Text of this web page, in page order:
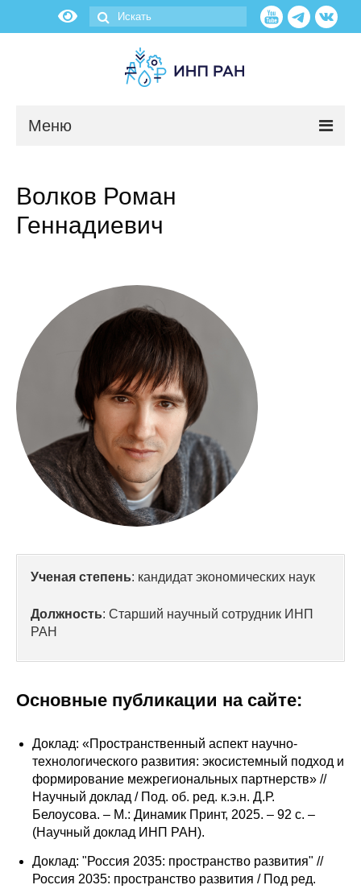
Меню
Об институте
Научные подразделения
Администрация
Сотрудники
Отчетность
Противодействие коррупции
Материалы для СМИ
Публикации
О журнале
Номера журналов
Редакционная этика
Информация для авторов
Общие требования
Стандарты оформления
Волков Роман
Геннадиевич
Ученая степень: кандидат экономических наук
Должность: Старший научный сотрудник ИНП
РАН
Основные публикации на сайте:
Доклад: «Пространственный аспект научно-
технологического развития: экосистемный подход и
формирование межрегиональных партнерств» //
Научный доклад / Под. об. ред. к.э.н. Д.Р.
Белоусова. – М.: Динамик Принт, 2025. – 92 с. –
(Научный доклад ИНП РАН).
Доклад: "Россия 2035: пространство развития" //
Россия 2035: пространство развития / Под ред.